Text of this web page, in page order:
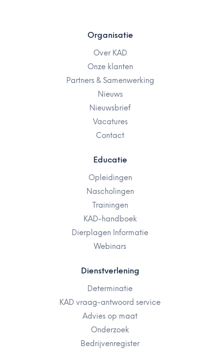
Organisatie
Over KAD
Onze klanten
Partners & Samenwerking
Nieuws
Nieuwsbrief
Vacatures
Contact
Educatie
Opleidingen
Nascholingen
Trainingen
KAD-handboek
Dierplagen Informatie
Webinars
Dienstverlening
Determinatie
KAD vraag-antwoord service
Advies op maat
Onderzoek
Bedrijvenregister